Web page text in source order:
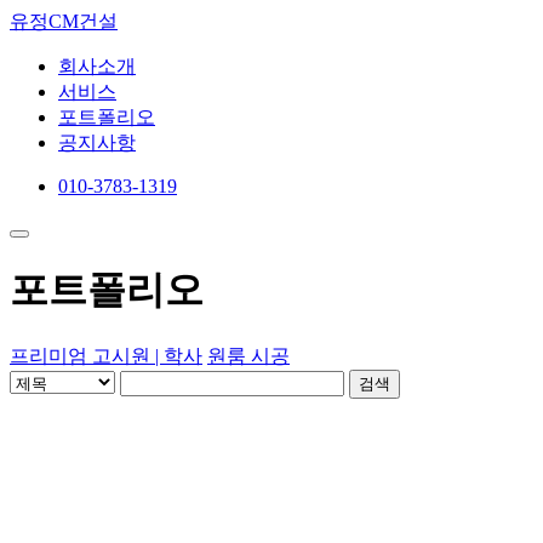
유정CM건설
회사소개
서비스
포트폴리오
공지사항
010-3783-1319
포트폴리오
프리미엄 고시원 | 학사 원룸 시공
검색